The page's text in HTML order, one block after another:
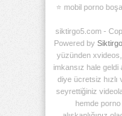
⭐ mobil porno
siktirgo5.com -
Powered by Siktirgo
yüzünden
imkansız hale
diye ücretsiz hızlı
seyrettiğiniz
hemde